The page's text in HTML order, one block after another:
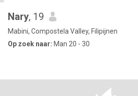
Nary, 19
Mabini, Compostela Valley, Filipijnen
Op zoek naar: Man 20 - 30